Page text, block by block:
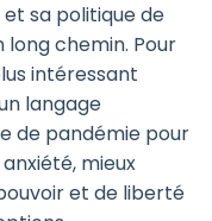
sa politique de
chemin. Pour
intéressant
langage
de pandémie pour
mieux
et de liberté